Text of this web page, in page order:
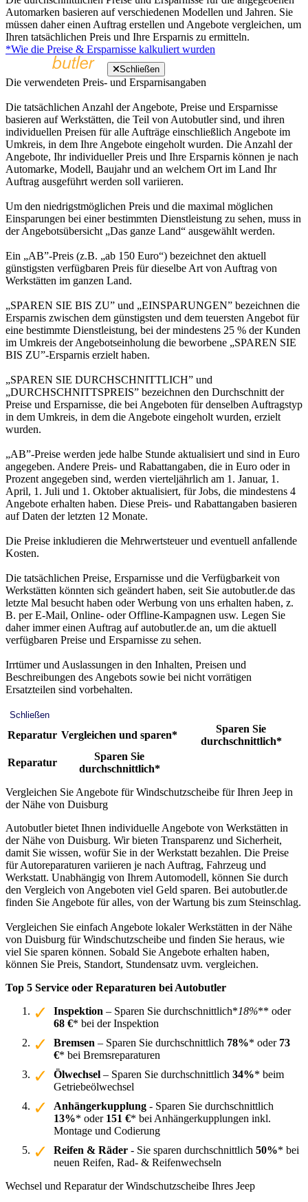
Automarken basieren auf verschiedenen Modellen und Jahren. Sie
müssen daher einen Auftrag erstellen und Angebote vergleichen, um
Ihren tatsächlichen Preis und Ihre Ersparnis zu ermitteln.
*Wie die Preise & Ersparnisse kalkuliert wurden
Schließen
Die verwendeten Preis- und Ersparnisangaben
Die tatsächlichen Anzahl der Angebote, Preise und Ersparnisse
basieren auf Werkstätten, die Teil von Autobutler sind, und ihren
individuellen Preisen für alle Aufträge einschließlich Angebote im
Umkreis, in dem Ihre Angebote eingeholt wurden. Die Anzahl der
Angebote, Ihr individueller Preis und Ihre Ersparnis können je nach
Automarke, Modell, Baujahr und an welchem Ort im Land Ihr
Auftrag ausgeführt werden soll variieren.
Um den niedrigstmöglichen Preis und die maximal möglichen
Einsparungen bei einer bestimmten Dienstleistung zu sehen, muss in
der Angebotsübersicht „Das ganze Land“ ausgewählt werden.
Ein „AB”-Preis (z.B. „ab 150 Euro“) bezeichnet den aktuell
günstigsten verfügbaren Preis für dieselbe Art von Auftrag von
Werkstätten im ganzen Land.
„SPAREN SIE BIS ZU” und „EINSPARUNGEN” bezeichnen die
Ersparnis zwischen dem günstigsten und dem teuersten Angebot für
eine bestimmte Dienstleistung, bei der mindestens 25 % der Kunden
im Umkreis der Angebotseinholung die beworbene „SPAREN SIE
BIS ZU”-Ersparnis erzielt haben.
„SPAREN SIE DURCHSCHNITTLICH” und
„DURCHSCHNITTSPREIS” bezeichnen den Durchschnitt der
Preise und Ersparnisse, die bei Angeboten für denselben Auftragstyp
in dem Umkreis, in dem die Angebote eingeholt wurden, erzielt
wurden.
„AB”-Preise werden jede halbe Stunde aktualisiert und sind in Euro
angegeben. Andere Preis- und Rabattangaben, die in Euro oder in
Prozent angegeben sind, werden vierteljährlich am 1. Januar, 1.
April, 1. Juli und 1. Oktober aktualisiert, für Jobs, die mindestens 4
Angebote erhalten haben. Diese Preis- und Rabattangaben basieren
auf Daten der letzten 12 Monate.
Die Preise inkludieren die Mehrwertsteuer und eventuell anfallende
Kosten.
Die tatsächlichen Preise, Ersparnisse und die Verfügbarkeit von
Werkstätten könnten sich geändert haben, seit Sie autobutler.de das
letzte Mal besucht haben oder Werbung von uns erhalten haben, z.
B. per E-Mail, Online- oder Offline-Kampagnen usw. Legen Sie
daher immer einen Auftrag auf autobutler.de an, um die aktuell
verfügbaren Preise und Ersparnisse zu sehen.
Irrtümer und Auslassungen in den Inhalten, Preisen und
Beschreibungen des Angebots sowie bei nicht vorrätigen
Ersatzteilen sind vorbehalten.
Schließen
Reparatur Vergleichen und sparen*
Sparen Sie
durchschnittlich*
Reparatur
Sparen Sie
durchschnittlich*
Vergleichen Sie Angebote für Windschutzscheibe für Ihren Jeep in
der Nähe von Duisburg
Autobutler bietet Ihnen individuelle Angebote von Werkstätten in
der Nähe von Duisburg. Wir bieten Transparenz und Sicherheit,
damit Sie wissen, wofür Sie in der Werkstatt bezahlen. Die Preise
für Autoreparaturen variieren je nach Auftrag, Fahrzeug und
Werkstatt. Unabhängig von Ihrem Automodell, können Sie durch
den Vergleich von Angeboten viel Geld sparen. Bei autobutler.de
finden Sie Angebote für alles, von der Wartung bis zum Steinschlag.
Vergleichen Sie einfach Angebote lokaler Werkstätten in der Nähe
von Duisburg für Windschutzscheibe und finden Sie heraus, wie
viel Sie sparen können. Sobald Sie Angebote erhalten haben,
können Sie Preis, Standort, Stundensatz uvm. vergleichen.
Top 5 Service oder Reparaturen bei Autobutler
Inspektion – Sparen Sie durchschnittlich*18%** oder
68 €* bei der Inspektion
Bremsen – Sparen Sie durchschnittlich 78%* oder 73
€* bei Bremsreparaturen
Ölwechsel – Sparen Sie durchschnittlich 34%* beim
Getriebeölwechsel
Anhängerkupplung - Sparen Sie durchschnittlich
13%* oder 151 €* bei Anhängerkupplungen inkl.
Montage und Codierung
Reifen & Räder - Sie sparen durchschnittlich 50%* bei
neuen Reifen, Rad- & Reifenwechseln
Wechsel und Reparatur der Windschutzscheibe Ihres Jeep